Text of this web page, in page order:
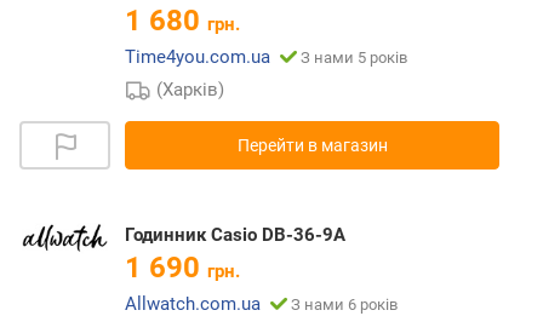
1 680 грн.
Time4you.com.ua
З нами 5 років
(Харків)
Перейти в магазин
Годинник Casio DB-36-9A
1 690 грн.
Allwatch.com.ua
З нами 6 років